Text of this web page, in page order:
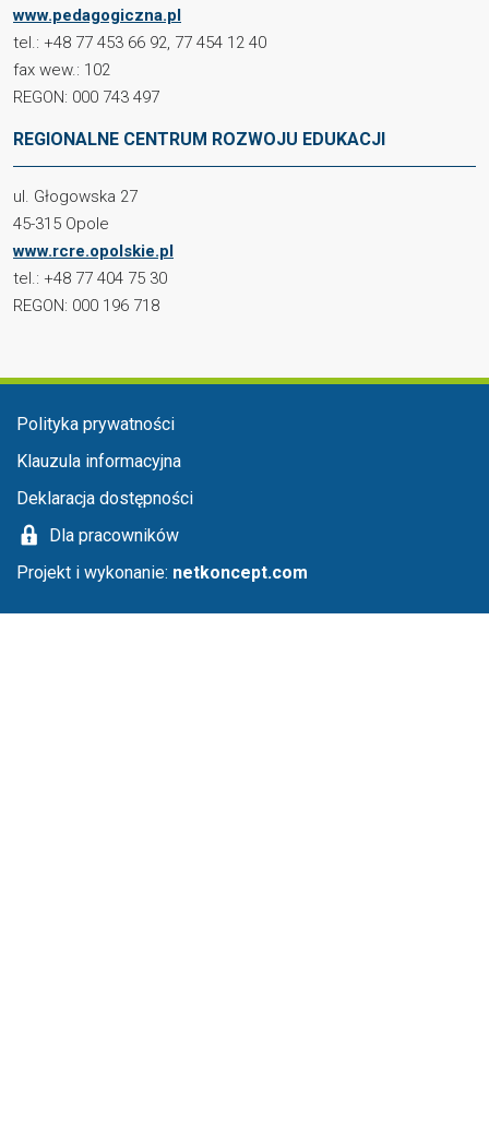
www.pedagogiczna.pl
tel.: +48 77 453 66 92, 77 454 12 40
fax wew.: 102
REGON: 000 743 497
REGIONALNE CENTRUM ROZWOJU EDUKACJI
ul. Głogowska 27
45-315 Opole
www.rcre.opolskie.pl
tel.: +48 77 404 75 30
REGON: 000 196 718
Menu stopka
Polityka prywatności
Klauzula informacyjna
Deklaracja dostępności
Dla pracowników
Projekt i wykonanie: netkoncept.com